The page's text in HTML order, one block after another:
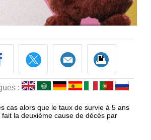
:
cas alors que le taux de survie à 5 ans
la deuxième cause de décès par